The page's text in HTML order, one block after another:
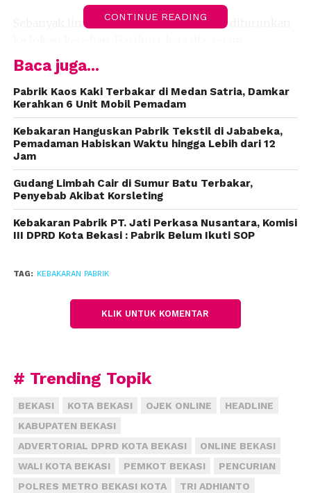
Sebanyak lima unit Damkar Kota Bekasi diturunkan
kemudian, api berhasil dipadamkan oleh petugas di
lapangan. Beruntung tidak ada korban jiwa dalam
kejadian itu.
“Korban jiwa nihil, kerugian materi Rp 1,5 miliar
karena kerusakan infrastuktur,” katanya. (Adi
Nugroho)
CONTINUE READING
Baca juga...
Pabrik Kaos Kaki Terbakar di Medan Satria, Damkar
Kerahkan 6 Unit Mobil Pemadam
Kebakaran Hanguskan Pabrik Tekstil di Jababeka,
Pemadaman Habiskan Waktu hingga Lebih dari 12
Jam
Gudang Limbah Cair di Sumur Batu Terbakar,
Penyebab Akibat Korsleting
Kebakaran Pabrik PT. Jati Perkasa Nusantara, Komisi
III DPRD Kota Bekasi : Pabrik Belum Ikuti SOP
TAG: KEBAKARAN PABRIK
KLIK UNTUK KOMENTAR
# Trending Topik
BEKASI KOTA BEKASI OJEK ONLINE
HEADLINE
KABUPATEN BEKASI
ADVERTORIAL DPRD KOTA BEKASI
ONLINE BEKASI
WALI KOTA BEKASI
PEMKOT BEKASI
PENCURIAN
POLRES METRO BEKASI KOTA
TRI ADHIANTO